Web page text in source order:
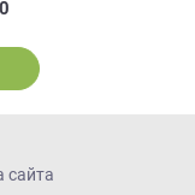
сайта